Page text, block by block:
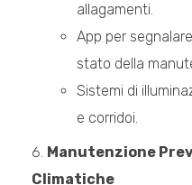
allagamenti.
App per
stato della
Sistemi di
e corridoi.
Manutenzione
Climatiche